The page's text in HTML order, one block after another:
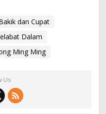
dan Cupat
Dalam
Ming Ming
Us